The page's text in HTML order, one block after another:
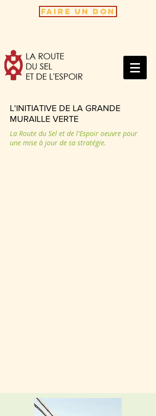
FAIRE UN DON
L'INITIATIVE DE LA GRANDE
MURAILLE VERTE
La Route du Sel et de l'Espoir oeuvre pour
une mise à jour de sa stratégie.